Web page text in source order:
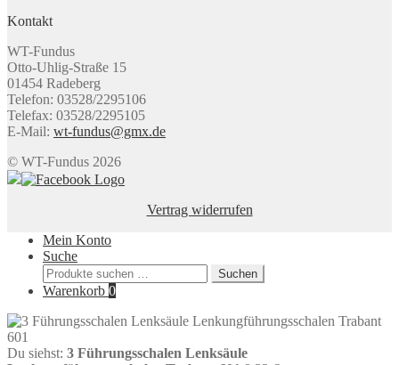
Kontakt
WT-Fundus
Otto-Uhlig-Straße 15
01454 Radeberg
Telefon: 03528/2295106
Telefax: 03528/2295105
E-Mail: wt-fundus@gmx.de
© WT-Fundus 2026
Vertrag widerrufen
Mein Konto
Suche
Suchen
nach:
Suchen
Warenkorb 0
Du siehst: 3 Führungsschalen Lenksäule